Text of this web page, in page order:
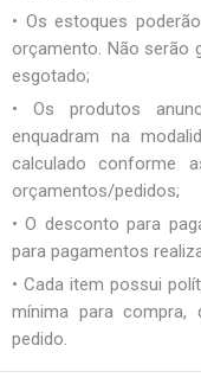
• Os estoques
orçamento. Não serão
esgotado;
• Os produtos
enquadram na
calculado conforme
orçamentos/pedidos;
• O desconto para
para pagamentos
• Cada item possui
mínima para
pedido.